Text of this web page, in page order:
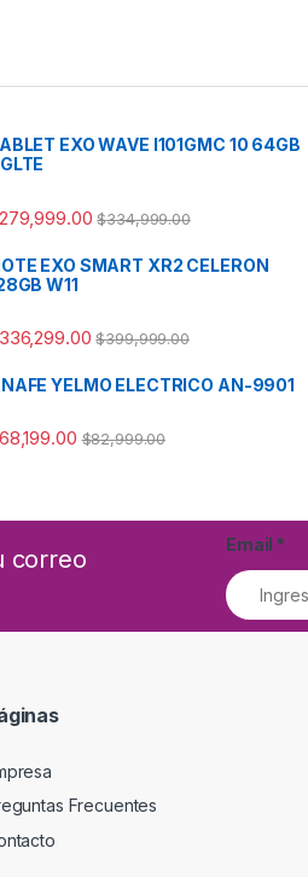
EXO WAVE I101GMC 10 64GB
279,999.00 $334,999.00
EXO SMART XR2 CELERON
W11
336,299.00 $399,999.00
YELMO ELECTRICO AN-9901
68,199.00 $82,999.00
correo
Email *
Frecuentes